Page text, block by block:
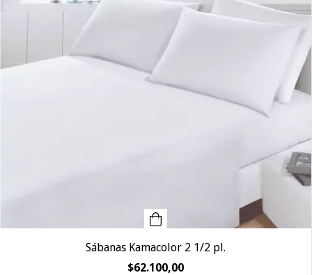
Sábanas Kamacolor 2 1/2 pl.
$62.100,00